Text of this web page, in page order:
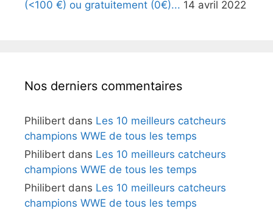
(<100 €) ou gratuitement (0€)... 14 avril 2022
Nos derniers commentaires
Philibert dans Les 10 meilleurs catcheurs
champions WWE de tous les temps
Philibert dans Les 10 meilleurs catcheurs
champions WWE de tous les temps
Philibert dans Les 10 meilleurs catcheurs
champions WWE de tous les temps